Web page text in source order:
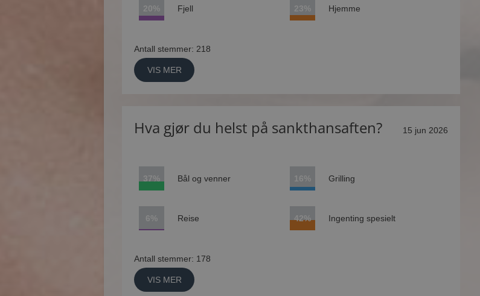
20% Fjell 23% Hjemme
Antall stemmer: 218
VIS MER
Hva gjør du helst på sankthansaften? 15 jun 2026
37% Bål og venner 16% Grilling
6% Reise 42% Ingenting spesielt
Antall stemmer: 178
VIS MER